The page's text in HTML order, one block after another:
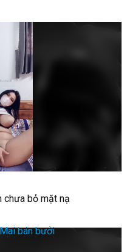
chưa bỏ mặt nạ